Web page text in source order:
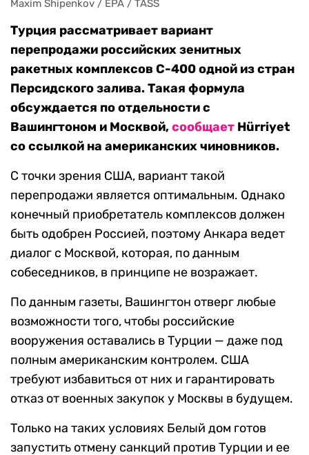
Maxim Shipenkov / EPA / TASS
Турция рассматривает вариант
перепродажи российских зенитных
ракетных комплексов С-400 одной из стран
Персидского залива. Такая формула
обсуждается по отдельности с
Вашингтоном и Москвой,сообщает Hürriyet
со ссылкой на американских чиновников.
С точки зрения США, вариант такой
перепродажи является оптимальным. Однако
конечный приобретатель комплексов должен
быть одобрен Россией, поэтому Анкара ведет
диалог с Москвой, которая, по данным
собеседников, в принципе не возражает.
По данным газеты, Вашингтон отверг любые
возможности того, чтобы российские
вооружения оставались в Турции — даже под
полным американским контролем. США
требуют избавиться от них и гарантировать
отказ от военных закупок у Москвы в будущем.
Только на таких условиях Белый дом готов
запустить отмену санкций против Турции и ее